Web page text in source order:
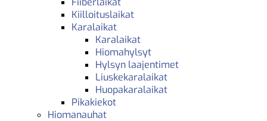
Kiilloituslaikat
Karalaikat
Karalaikat
Hiomahylsyt
Hylsyn laajentimet
Liuskekaralaikat
Huopakaralaikat
Pikakiekot
Hiomanauhat